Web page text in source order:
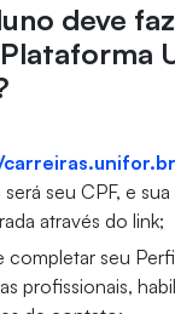
deve
seu CPF, e
através do link;
completar seu
profissionais,